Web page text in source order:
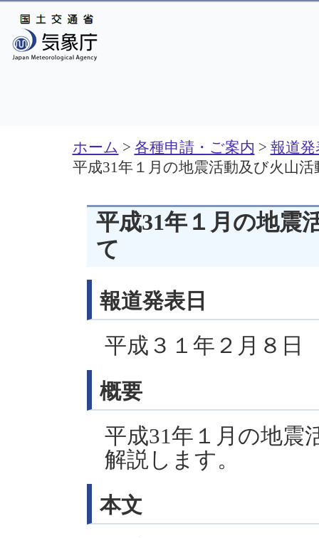
ホーム > 各種申請・ご案内 > 報道
平成31年１月の地震活動及び火山
平成31年１月の地震
て
報道発表日
平成３１年２月８日
概要
平成31年１月の地震
解説します。
本文